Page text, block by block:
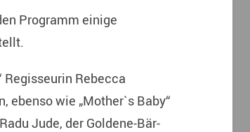
Programm einige
Regisseurin Rebecca
ebenso wie „Mother`s Baby“
Jude, der Goldene-Bär-